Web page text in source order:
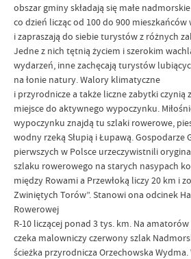
obszar gminy składają się małe
co dzień licząc od 100 do 900
i zapraszają do siebie turystów z różnych
Jedne z nich tętnią życiem i szerokim
wydarzeń, inne zachęcają turystów
na łonie natury. Walory klimatyczne
i przyrodnicze a także liczne zabytki czynią
miejsce do aktywnego wypoczynku.
wypoczynku znajdą tu szlaki rowerowe,
wodny rzeką Słupią i Łupawą. Gospodarze
pierwszych w Polsce urzeczywistnili
szlaku rowerowego na starych nasypach
między Rowami a Przewłoką liczy 20 km i
Zwiniętych Torów”. Stanowi ona odcinek
Rowerowej
R-10 liczącej ponad 3 tys. km. Na
czeka malowniczy czerwony szlak
ścieżka przyrodnicza Orzechowska Wydma.